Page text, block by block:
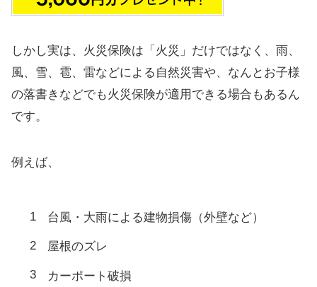
しかし実は、火災保険は「火災」だけではなく、雨、
風、雪、雹、雷などによる自然災害や、なんとお子様
の落書きなどでも火災保険が適用できる場合もあるん
です。
例えば、
台風・大雨による建物損傷（外壁など）
屋根のズレ
カーポート破損